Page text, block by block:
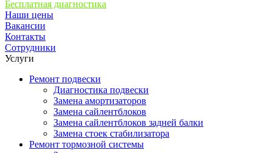
Бесплатная диагностика
Наши цены
Вакансии
Контакты
Сотрудники
Услуги
Ремонт подвески
Диагностика подвески
Замена амортизаторов
Замена сайлентблоков
Замена сайлентблоков задней балки
Замена стоек стабилизатора
Ремонт тормозной системы